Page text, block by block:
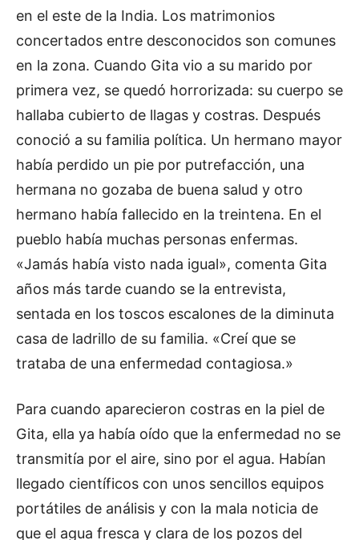
en el este de la India. Los matrimonios
concertados entre desconocidos son comunes
en la zona. Cuando Gita vio a su marido por
primera vez, se quedó horrorizada: su cuerpo se
hallaba cubierto de llagas y costras. Después
conoció a su familia política. Un hermano mayor
había perdido un pie por putrefacción, una
hermana no gozaba de buena salud y otro
hermano había fallecido en la treintena. En el
pueblo había muchas personas enfermas.
«Jamás había visto nada igual», comenta Gita
años más tarde cuando se la entrevista,
sentada en los toscos escalones de la diminuta
casa de ladrillo de su familia. «Creí que se
trataba de una enfermedad contagiosa.»
Para cuando aparecieron costras en la piel de
Gita, ella ya había oído que la enfermedad no se
transmitía por el aire, sino por el agua. Habían
llegado científicos con unos sencillos equipos
portátiles de análisis y con la mala noticia de
que el agua fresca y clara de los pozos del